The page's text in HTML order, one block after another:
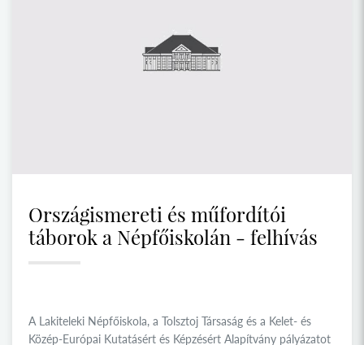
Országismereti és műfordítói
táborok a Népfőiskolán - felhívás
A Lakiteleki Népfőiskola, a Tolsztoj Társaság és a Kelet- és
Közép-Európai Kutatásért és Képzésért Alapítvány pályázatot